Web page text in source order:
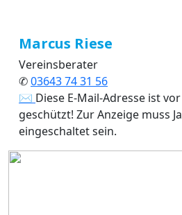
Marcus Riese
Vereinsberater
✆03643 74 31 56
✉ Diese E-Mail-Adresse ist
geschützt! Zur Anzeige muss
eingeschaltet sein.